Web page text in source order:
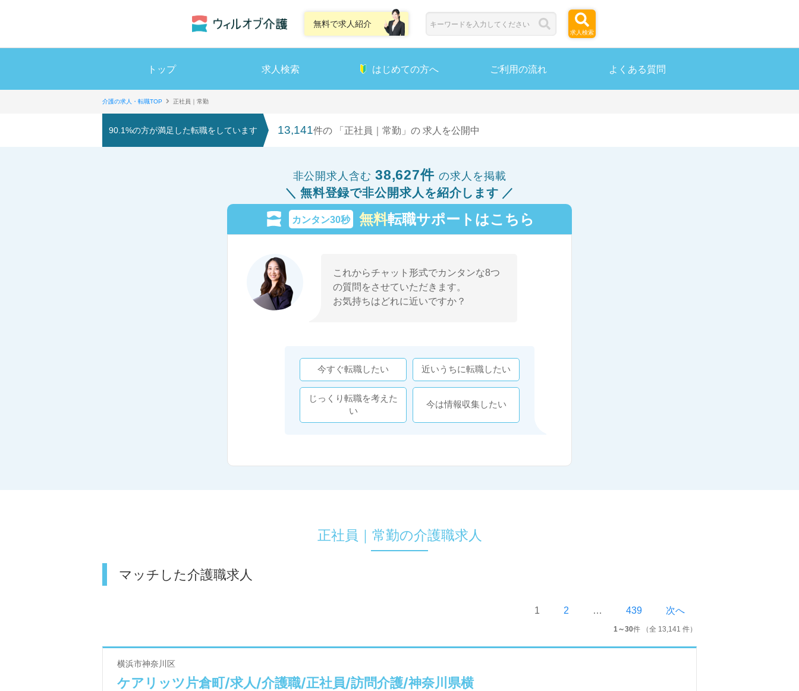
無料で求人紹介
求人検索
トップ 求人検索 はじめての方へ ご利用の流れ よくある質問
介護の求人・転職TOP 正社員｜常勤
90.1%の方が満足した転職をしています 13,141件の 「正社員｜常勤」の 求人を公開中
非公開求人含む 38,627件 の求人を掲載
無料登録で非公開求人を紹介します
カンタン30秒 無料転職サポートはこちら
これからチャット形式でカンタンな8つ
の質問をさせていただきます。
お気持ちはどれに近いですか？
今すぐ転職したい 近いうちに転職したい
じっくり転職を考えた
い
今は情報収集したい
正社員｜常勤の介護職求人
マッチした介護職求人
1 2 … 439 次へ
1～30件 （全 13,141 件）
横浜市神奈川区
ケアリッツ片倉町/求人/介護職/正社員/訪問介護/神奈川県横